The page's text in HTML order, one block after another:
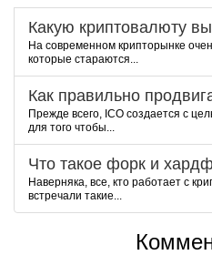
Какую криптовалюту
На современном крипторынке
которые стараются...
Как правильно
Прежде всего, ICO создается с
для того чтобы...
Что такое форк и
Наверняка, все, кто работает с
встречали такие...